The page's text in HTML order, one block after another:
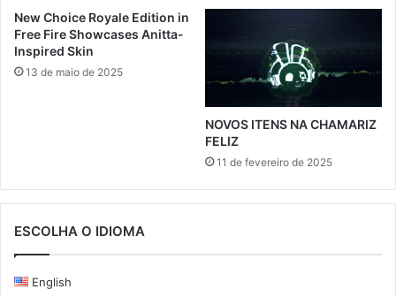
New Choice Royale Edition in
Free Fire Showcases Anitta-
Inspired Skin
13 de maio de 2025
NOVOS ITENS NA CHAMARIZ
FELIZ
11 de fevereiro de 2025
ESCOLHA O IDIOMA
English